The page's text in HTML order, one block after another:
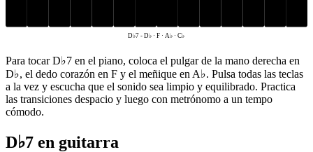
D♭7-D♭ · F · A♭ · C♭
Para tocar D♭7 en el piano, coloca el pulgar de la mano derecha en
D♭, el dedo corazón en F y el meñique en A♭. Pulsa todas las teclas
a la vez y escucha que el sonido sea limpio y equilibrado. Practica
las transiciones despacio y luego con metrónomo a un tempo
cómodo.
D♭7 en guitarra